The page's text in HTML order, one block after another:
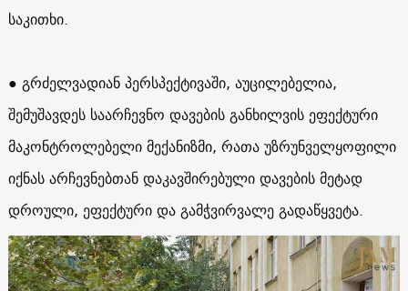
საკითხი.
● გრძელვადიან პერსპექტივაში, აუცილებელია,
შემუშავდეს საარჩევნო დავების განხილვის ეფექტური
მაკონტროლებელი მექანიზმი, რათა უზრუნველყოფილი
იქნას არჩევნებთან დაკავშირებული დავების მეტად
დროული, ეფექტური და გამჭვირვალე გადაწყვეტა.